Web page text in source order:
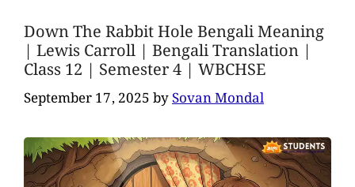
Down The Rabbit Hole Bengali Meaning
| Lewis Carroll | Bengali Translation |
Class 12 | Semester 4 | WBCHSE
September 17, 2025bySovan Mondal